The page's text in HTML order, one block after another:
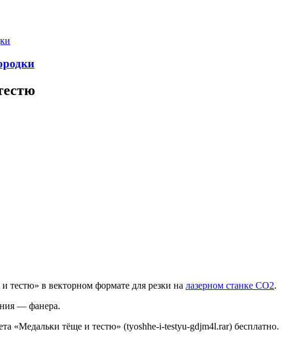
тестю» в векторном формате для резки на лазерном станке СО2.
— фанера.
«Медальки тёще и тестю» (tyoshhe-i-testyu-gdjm4l.rar) бесплатно.